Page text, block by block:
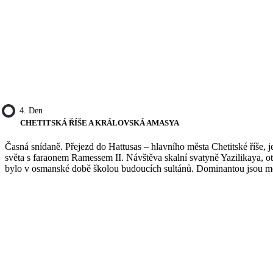
4. Den
CHETITSKÁ ŘÍŠE A KRÁLOVSKÁ AMASYA
Časná snídaně. Přejezd do Hattusas – hlavního města Chetitské
světa s faraonem Ramessem II. Návštěva skalní svatyně
bylo v osmanské době školou budoucích sultánů. Dominantou jsou